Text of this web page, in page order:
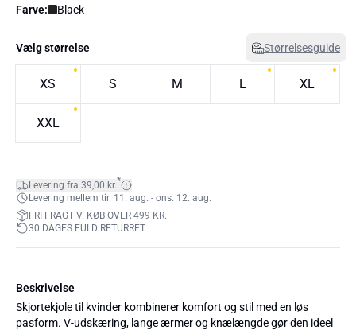
Farve: Black
Vælg størrelse Størrelsesguide
XS S M L XL
XXL
Levering fra 39,00 kr.*
Levering mellem tir. 11. aug. - ons. 12. aug.
FRI FRAGT V. KØB OVER 499 KR.
30 DAGES FULD RETURRET
Beskrivelse
Skjortekjole til kvinder kombinerer komfort og stil med en løs
pasform. V-udskæring, lange ærmer og knælængde gør den ideel